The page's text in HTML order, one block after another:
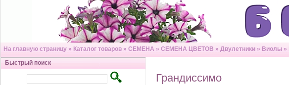
На главную страницу » Каталог товаров » СЕМЕНА » СЕМЕНА ЦВЕТОВ » Двулетники » Виолы »
Быстрый поиск
Грандиссимо